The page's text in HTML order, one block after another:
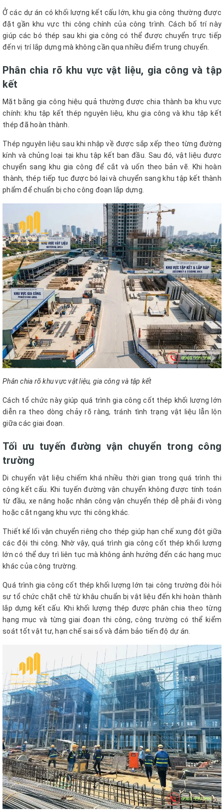
Ở các dự án có khối lượng kết cấu lớn, khu gia công thường được
đặt gần khu vực thi công chính của công trình. Cách bố trí này
giúp các bó thép sau khi gia công có thể được chuyển trực tiếp
đến vị trí lắp dựng mà không cần qua nhiều điểm trung chuyển.
Phân chia rõ khu vực vật liệu, gia công và tập
kết
Mặt bằng gia công hiệu quả thường được chia thành ba khu vực
chính: khu tập kết thép nguyên liệu, khu gia công và khu tập kết
thép đã hoàn thành.
Thép nguyên liệu sau khi nhập về được sắp xếp theo từng đường
kính và chủng loại tại khu tập kết ban đầu. Sau đó, vật liệu được
chuyển sang khu gia công để cắt và uốn theo bản vẽ. Khi hoàn
thành, thép tiếp tục được bó lại và chuyển sang khu tập kết thành
phẩm để chuẩn bị cho công đoạn lắp dựng.
Phân chia rõ khu vực vật liệu, gia công và tập kết
Cách tổ chức này giúp quá trình gia công cốt thép khối lượng lớn
diễn ra theo dòng chảy rõ ràng, tránh tình trạng vật liệu lẫn lộn
giữa các giai đoạn.
Tối ưu tuyến đường vận chuyển trong công
trường
Di chuyển vật liệu chiếm khá nhiều thời gian trong quá trình thi
công kết cấu. Khi tuyến đường vận chuyển không được tính toán
từ đầu, xe nâng hoặc nhân công vận chuyển thép dễ phải đi vòng
hoặc cắt ngang khu vực thi công khác.
Thiết kế lối vận chuyển riêng cho thép giúp hạn chế xung đột giữa
các đội thi công. Nhờ vậy, quá trình gia công cốt thép khối lượng
lớn có thể duy trì liên tục mà không ảnh hưởng đến các hạng mục
khác của công trường.
Quá trình gia công cốt thép khối lượng lớn tại công trường đòi hỏi
sự tổ chức chặt chẽ từ khâu chuẩn bị vật liệu đến khi hoàn thành
lắp dựng kết cấu. Khi khối lượng thép được phân chia theo từng
hạng mục và từng giai đoạn thi công, công trường có thể kiểm
soát tốt vật tư, hạn chế sai số và đảm bảo tiến độ dự án.